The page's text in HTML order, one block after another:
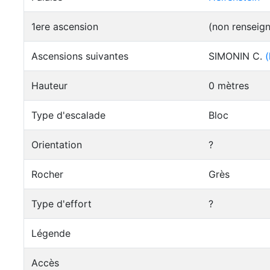
1ere ascension (non
Ascensions suivantes SIMONIN C.
Hauteur 0 mètres
Type d'escalade Bloc
Orientation ?
Rocher Grès
Type d'effort ?
Légende
Accès